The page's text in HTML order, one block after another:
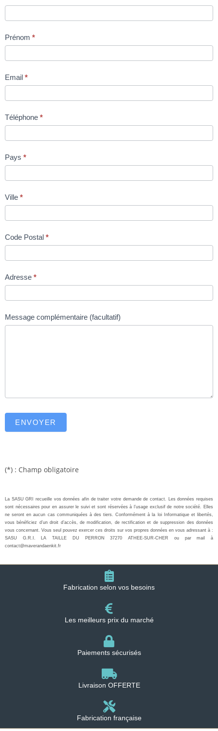
Prénom *
Email *
Téléphone *
Pays *
Ville *
Code Postal *
Adresse *
Message complémentaire (facultatif)
ENVOYER
(*) : Champ obligatoire
La SASU GRI recueille vos données afin de traiter votre demande de contact. Les données requises
sont nécessaires pour en assurer le suivi et sont réservées à l’usage exclusif de notre société. Elles
ne seront en aucun cas communiquées à des tiers. Conformément à la loi Informatique et libertés,
vous bénéficiez d’un droit d’accès, de modification, de rectification et de suppression des données
vous concernant. Vous seul pouvez exercer ces droits sur vos propres données en vous adressant à :
SASU G.R.I. LA TAILLE DU PERRON 37270 ATHEE-SUR-CHER ou par mail à
contact@maverandaenkit.fr
Fabrication selon vos besoins
Les meilleurs prix du marché
Paiements sécurisés
Livraison OFFERTE
Fabrication française